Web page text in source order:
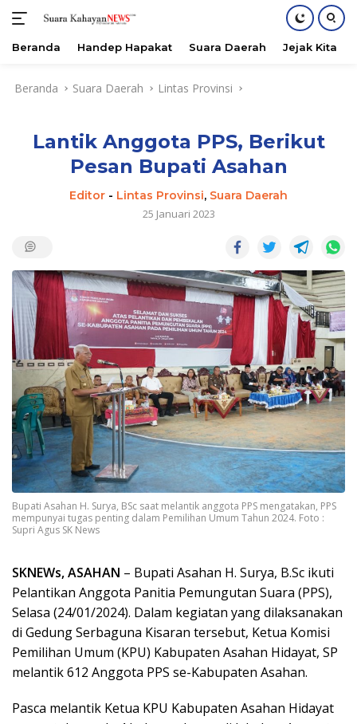
Beranda Handep Hapakat Suara Daerah Jejak Kita
Beranda Suara Daerah Lintas Provinsi
Lantik Anggota PPS, Berikut
Pesan Bupati Asahan
Editor - Lintas Provinsi, Suara Daerah
25 Januari 2023
Bupati Asahan H. Surya, BSc saat melantik anggota PPS mengatakan, PPS
mempunyai tugas penting dalam Pemilihan Umum Tahun 2024. Foto :
Supri Agus SK News
SKNEWs, ASAHAN – Bupati Asahan H. Surya, B.Sc ikuti
Pelantikan Anggota Panitia Pemungutan Suara (PPS),
Selasa (24/01/2024). Dalam kegiatan yang dilaksanakan
di Gedung Serbaguna Kisaran tersebut, Ketua Komisi
Pemilihan Umum (KPU) Kabupaten Asahan Hidayat, SP
melantik 612 Anggota PPS se-Kabupaten Asahan.
Pasca melantik Ketua KPU Kabupaten Asahan Hidayat